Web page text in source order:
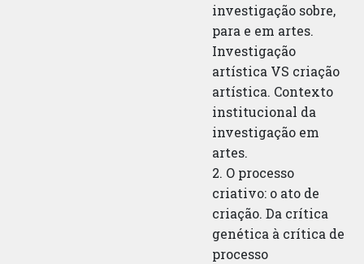
investigação sobre,
para e em artes.
Investigação
artística VS criação
artística. Contexto
institucional da
investigação em
artes.
2. O processo
criativo: o ato de
criação. Da crítica
genética à crítica de
processo